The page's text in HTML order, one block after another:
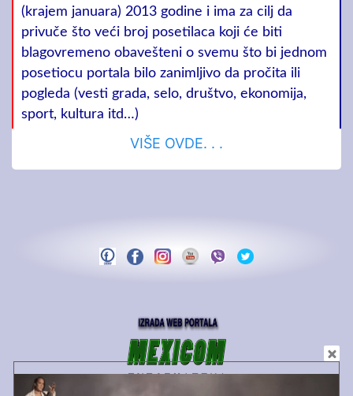
(krajem januara) 2013 godine i ima za cilj da
privuče što veći broj posetilaca koji će biti
blagovremeno obavešteni o svemu što bi jednom
posetiocu portala bilo zanimljivo da pročita ili
pogleda (vesti grada, selo, društvo, ekonomija,
sport, kultura itd…)
VIŠE OVDE. . .